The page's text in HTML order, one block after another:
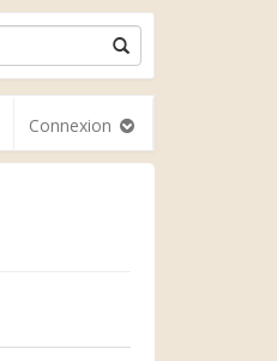
Connexion